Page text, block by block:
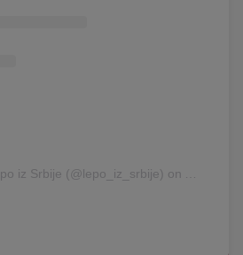
iz Srbije (@lepo_iz_srbije) on